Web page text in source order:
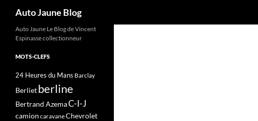
Auto Jaune Blog
Auto Jaune Le Blog de Vincent
Espinasse collectionneur
MOTS-CLEFS
24 Heures du Mans Barclay
Berlietberline
Bertrand AzemaC-I-J
camion caravaneChevrolet